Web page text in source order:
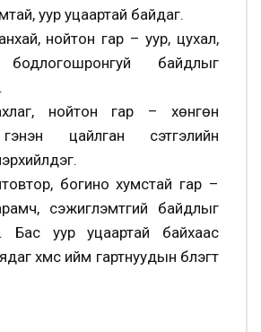
уур уцаартай байдаг.
нойтон гар – уур, цухал,
бодлогошронгуй байдлыг
нойтон гар – хөнгөн
цайлган сэтгэлийн
богино хумстай гар –
сэжиглэмтгий байдлыг
Бас уур уцаартай байхаас
хүмүүс ийм гартнуудын бүлэгт